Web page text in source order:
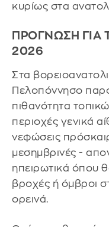
κυρίως στα
ΠΡΟΓΝΩΣΗ ΓΙΑ
2026
Στα
Πελοπόννησο
πιθανότητα
περιοχές γενικά
νεφώσεις
μεσημβρινές -
ηπειρωτικά όπου
βροχές ή όμβροι
ορεινά.